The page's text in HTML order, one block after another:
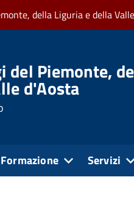
della Liguria e della
del Piemonte,
d'Aosta
Formazione Servizi